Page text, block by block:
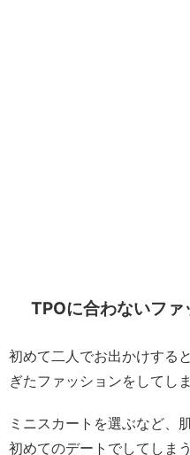
TPOに合わないファ
初めて二人でお出かけする
ぎたファッションをしてし
ミニスカートを選ぶなど、
初めてのデートでしてしま